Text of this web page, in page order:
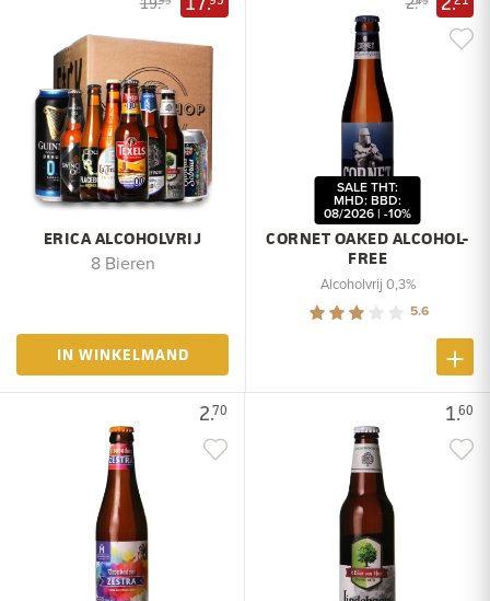
ERICA ALCOHOLVRIJ
8 Bieren
IN WINKELMAND
CORNET OAKED ALCOHOL-
FREE
SALE THT:
MHD: BBD:
08/2026 | -10%
Alcoholvrij 0,3%
5.6
2.70 1.60